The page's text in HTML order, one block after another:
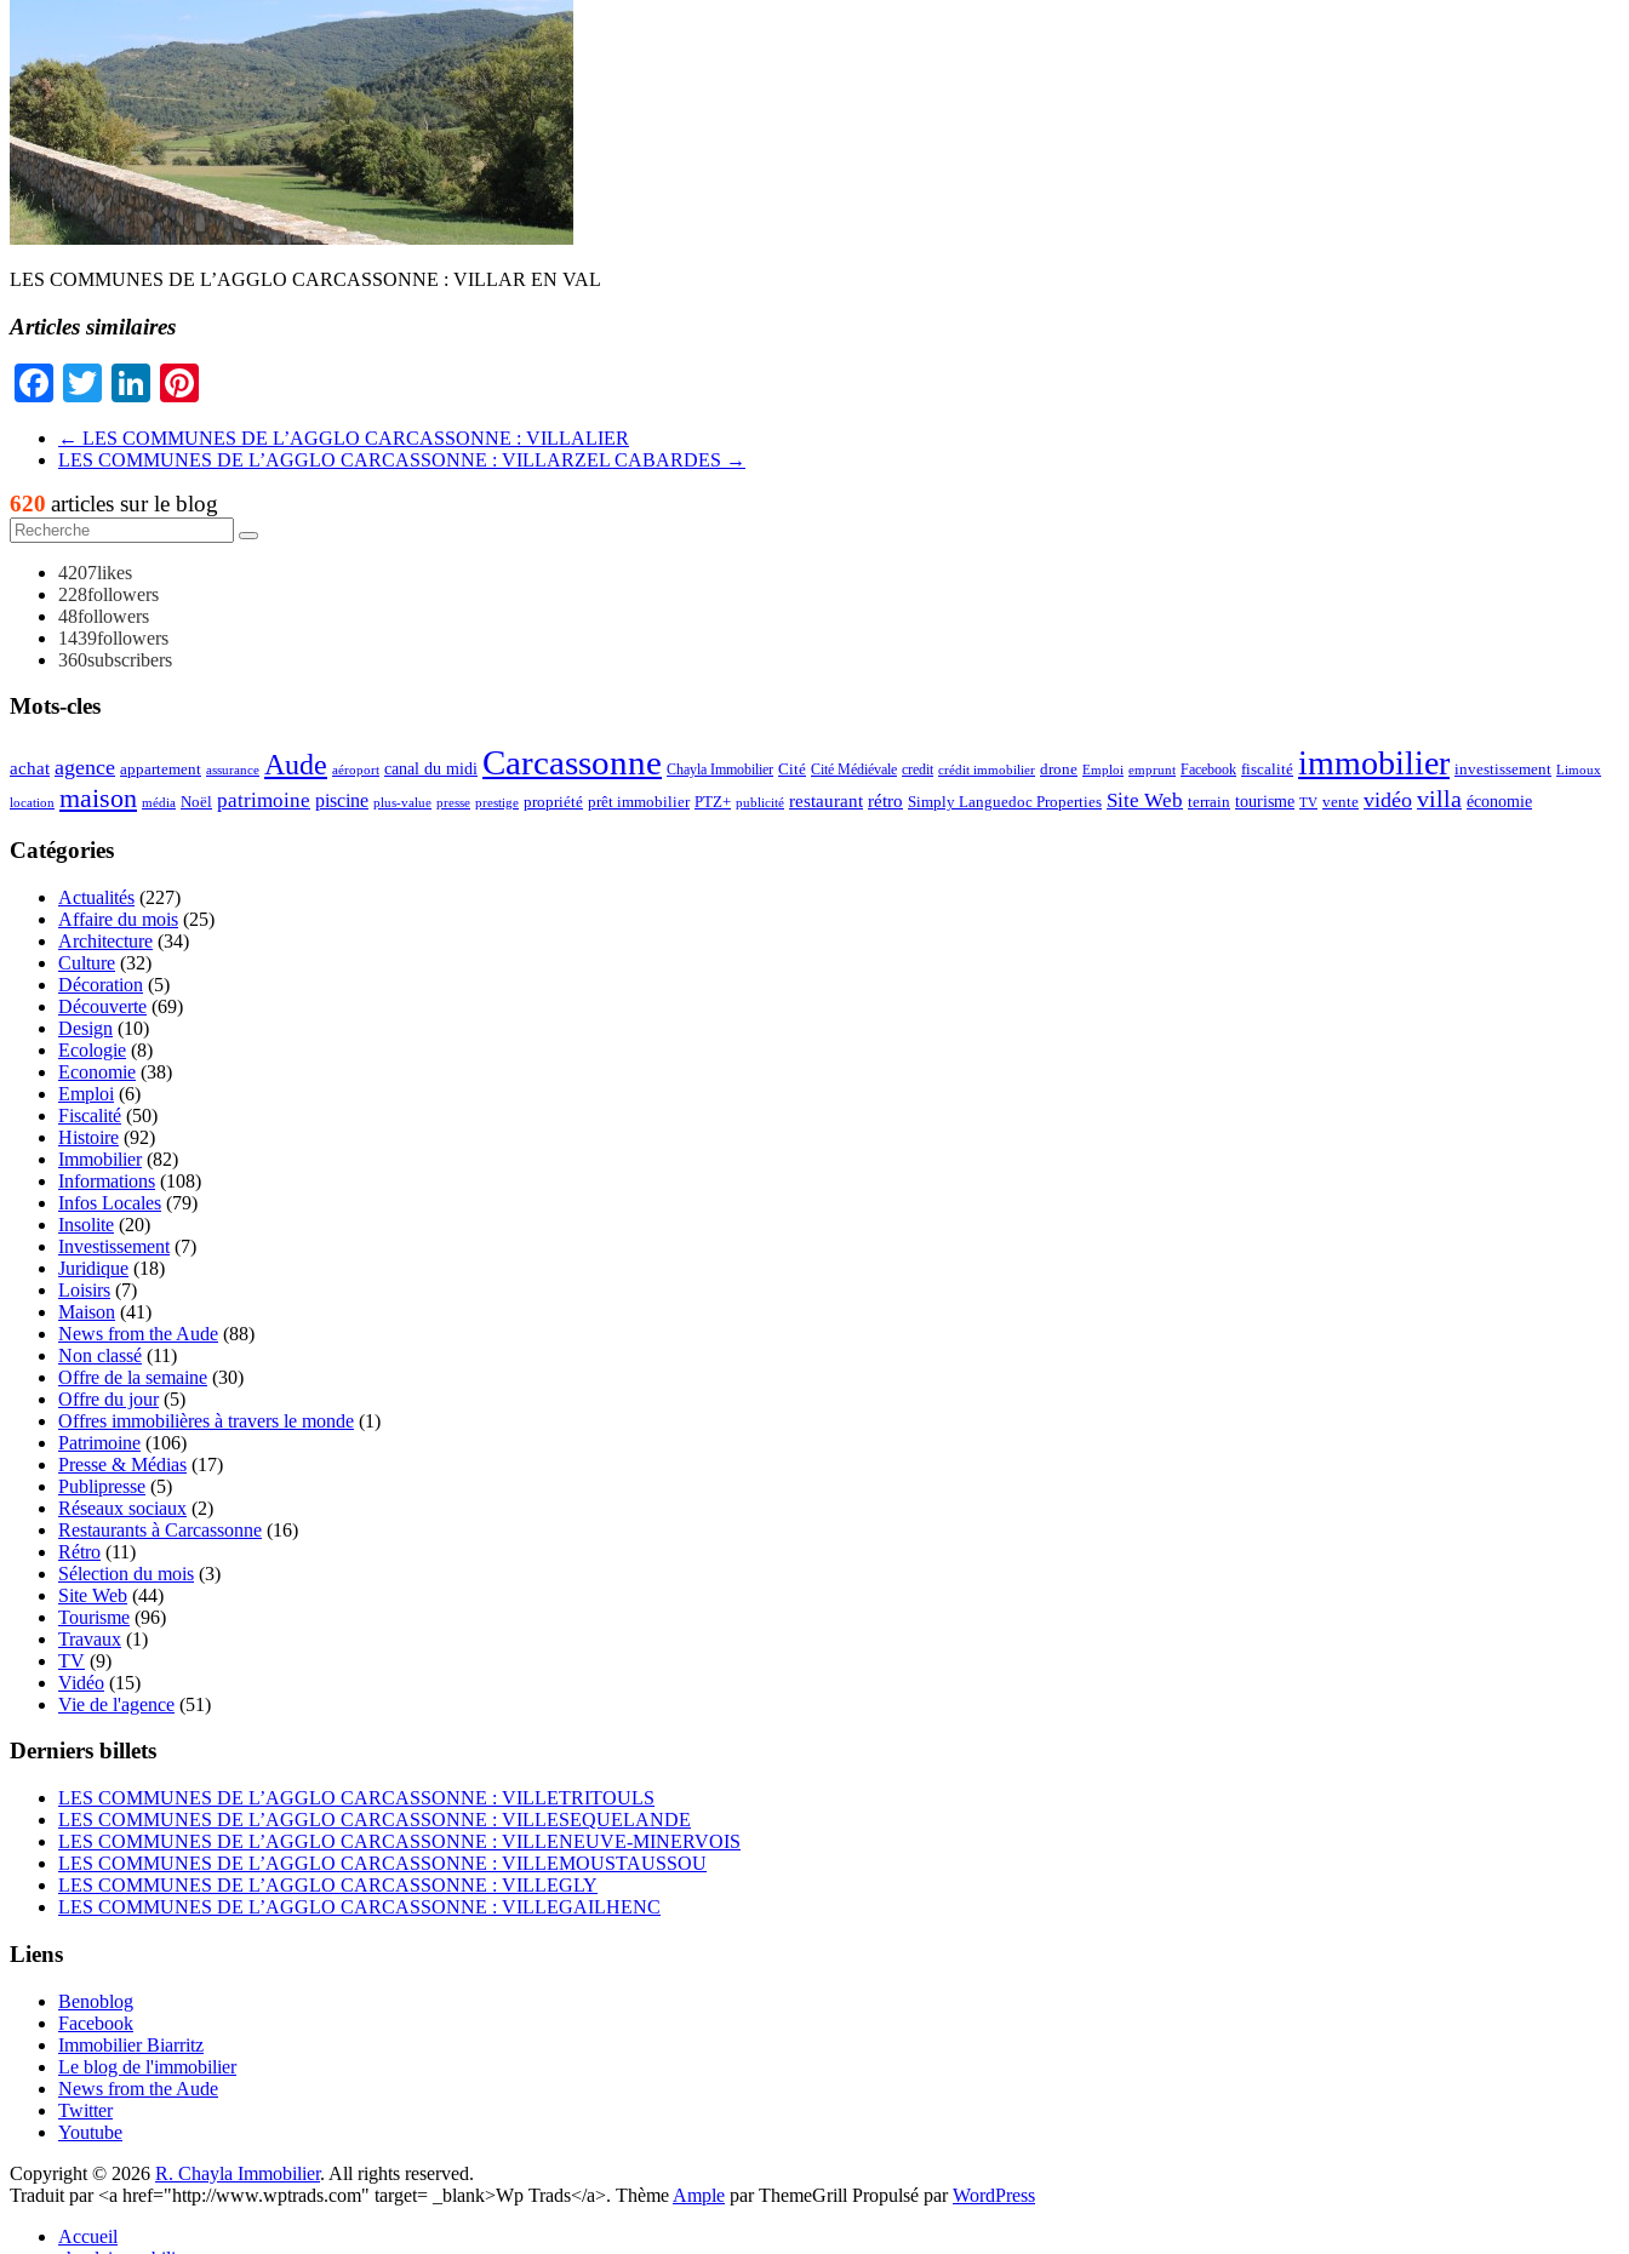
LES COMMUNES DE L’AGGLO CARCASSONNE : VILLAR EN VAL
Articles similaires
Facebook
TwitterLinkedIn
← LES COMMUNES DE L’AGGLO CARCASSONNE : VILLALIER
LES COMMUNES DE L’AGGLO CARCASSONNE : VILLARZEL CABARDES →
620 articles sur le blog
4207likes
228followers
48followers
1439followers
360subscribers
Mots-cles
achat agence appartement assurance Aude aéroport canal du midi Carcassonne Chayla Immobilier Cité Cité Médiévale credit crédit immobilier drone Emploi emprunt Facebook fiscalité immobilier investissement Limoux
location maison média Noël patrimoine piscine plus-value presse prestige propriété prêt immobilier PTZ+ publicité restaurant rétro Simply Languedoc Properties Site Web terrain tourisme TV vente vidéo villa économie
Catégories
Actualités (227)
Affaire du mois (25)
Architecture (34)
Culture (32)
Décoration (5)
Découverte (69)
Design (10)
Ecologie (8)
Economie (38)
Emploi (6)
Fiscalité (50)
Histoire (92)
Immobilier(82)
Informations (108)
Infos Locales (79)
Insolite (20)
Investissement (7)
Juridique (18)
Loisirs (7)
Maison (41)
News from the Aude (88)
Non classé (11)
Offre de la semaine (30)
Offre du jour(5)
Offres immobilières à travers le monde (1)
Patrimoine (106)
Presse & Médias (17)
Publipresse (5)
Réseaux sociaux (2)
Restaurants à Carcassonne (16)
Rétro (11)
Sélection du mois (3)
Site Web (44)
Tourisme (96)
Travaux (1)
TV (9)
Vidéo (15)
Vie de l'agence (51)
Derniers billets
LES COMMUNES DE L’AGGLO CARCASSONNE : VILLETRITOULS
LES COMMUNES DE L’AGGLO CARCASSONNE : VILLESEQUELANDE
LES COMMUNES DE L’AGGLO CARCASSONNE : VILLENEUVE-MINERVOIS
LES COMMUNES DE L’AGGLO CARCASSONNE : VILLEMOUSTAUSSOU
LES COMMUNES DE L’AGGLO CARCASSONNE : VILLEGLY
LES COMMUNES DE L’AGGLO CARCASSONNE : VILLEGAILHENC
Liens
Benoblog
Facebook
Immobilier Biarritz
Le blog de l'immobilier
News from the Aude
Twitter
Youtube
Copyright © 2026 R. Chayla Immobilier. All rights reserved.
Traduit par <a href="http://www.wptrads.com" target= _blank>Wp Trads</a>. Thème Ample par ThemeGrill Propulsé parWordPress
Accueil